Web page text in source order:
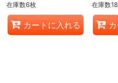
在庫数6枚
カートに入れる
在庫数